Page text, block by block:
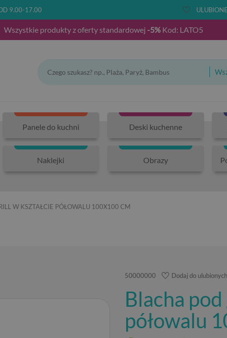
9.00-17.00
Wszystkie produkty z oferty standardowej -5%Kod: LATO5
Panele do kuchni Deski kuchenne
Naklejki Obrazy
W KSZTAŁCIE PÓŁOWALU 100X100 CM
50000000 Dodaj do ulubionych
Blacha
półowalu